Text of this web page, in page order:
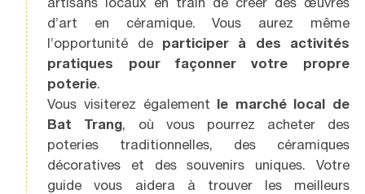
d’art en céramique. Vous aurez même
l’opportunité de participer à des activités
pratiques pour façonner votre propre
poterie.
Vous visiterez également le marché local de
Bat Trang, où vous pourrez acheter des
poteries traditionnelles, des céramiques
décoratives et des souvenirs uniques. Votre
guide vous aidera à trouver les meilleurs